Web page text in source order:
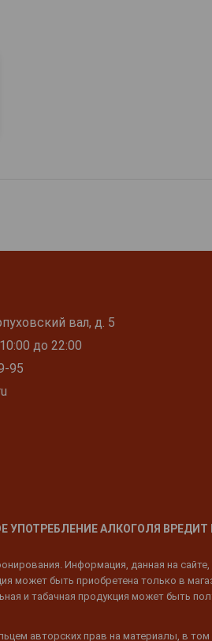
вал, д. 5
до 22:00
95
УПОТРЕБЛЕНИЕ АЛКОГОЛЯ
Информация, данная на
может быть приобретена только в
и табачная продукция может быть
авторских прав на материалы, в